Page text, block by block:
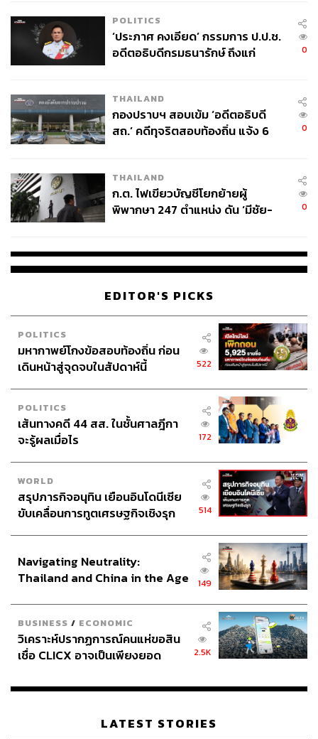
ดอลลาร์ก็อาจไม่อ่อนค่าตลอดไปเช่นกัน
ในมุมมองของผม นโยบายการเงินจะกดดันให้ดอลลาร์อ่อน
สหรัฐฯ หลุดพ้นจากความไม่แน่นอนของนโยบายเศรษฐกิจ
หรือฉกฉวยโอกาสเติบโตจากเทคโนโลยีได้มากกว่าทั่วโลก
เมื่อนั้น ดอลลาร์ก็มีโอกาสจะกลับไปแข็งค่าอีกครั้งครับ
สามารถติดตาม THE STANDARD WEALTH
TAGS: ดอกเบี้ย ค่าเงินดอลลาร์
การเมืองสหรัฐฯ
เงินดอลลาร์แข็งค่า
Opinion
ดอลลาร์
อัตราแลกเปลี่ยน
De-Dollarization
Government Shutdown
นโยบายการเงิน
เศรษฐกิจสหรัฐฯ
581
ABOUT THE AUTHOR
ดร.จิติพล พฤกษาเมธานันท์
Head of Global Investment Strategy,
Finansia Syrus Securities PCL
POLITICS
‘ประภาศ คงเอียด’ กรรมการ ป.ป.ช.
อดีตอธิบดีกรมธนารักษ์ ถึงแก่
0
THAILAND
กองปราบฯ สอบเข้ม ‘อดีตอธิบดี
สถ.’ คดีทุจริตสอบท้องถิ่น แจ้ง 6
0
THAILAND
ก.ต. ไฟเขียวบัญชีโยกย้ายผู้
พิพากษา 247 ตำแหน่ง ดัน ‘มีชัย-
0
EDITOR'S PICKS
POLITICS
มหากาพย์โกงข้อสอบท้องถิ่น ก่อน
เดินหน้าสู่จุดจบในสัปดาห์นี้
522
POLITICS
เส้นทางคดี 44 สส. ในชั้นศาลฎีกา
จะรู้ผลเมื่อไร
172
WORLD
สรุปภารกิจอนุทิน เยือนอินโดนีเซีย
ขับเคลื่อนการทูตเศรษฐกิจเชิงรุก
514
Navigating Neutrality:
Thailand and China in the Age
149
BUSINESS / ECONOMIC
วิเคราะห์ปรากฏการณ์คนแห่ขอสิน
เชื่อ CLICX อาจเป็นเพียงยอด
เรือนไทยที่ถูกซุกไว้
2.5K
LATEST STORIES